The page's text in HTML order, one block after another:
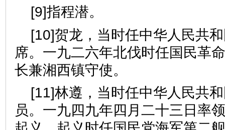
[9]指程潜。
[10]贺龙，当时任中华人民共
席。一九二六年北伐时任国民革
长兼湘西镇守使。
[11]林遵，当时任中华人民共
员。一九四九年四月二十三日率